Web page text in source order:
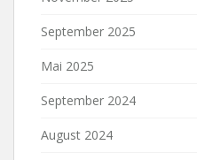
September 2025
Mai 2025
September 2024
August 2024